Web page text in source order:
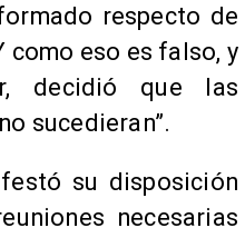
respecto de
como eso es falso, y
decidió que las
sucedieran”.
su disposición
necesarias